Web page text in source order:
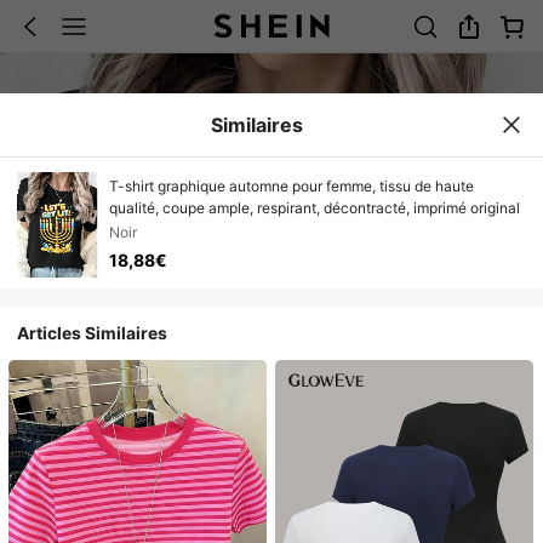
Similaires
T-shirt graphique automne pour femme, tissu de haute
qualité, coupe ample, respirant, décontracté, imprimé original
Noir
18,88€
Articles Similaires